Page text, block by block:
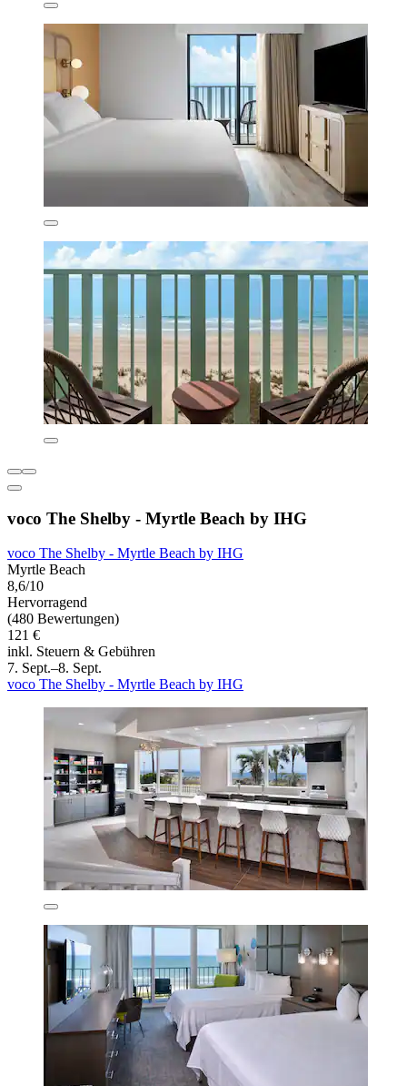
voco The Shelby - Myrtle Beach by IHG
voco The Shelby - Myrtle Beach by IHG
Myrtle Beach
8,6/10
Hervorragend
(480 Bewertungen)
121 €
inkl. Steuern & Gebühren
7. Sept.–8. Sept.
voco The Shelby - Myrtle Beach by IHG